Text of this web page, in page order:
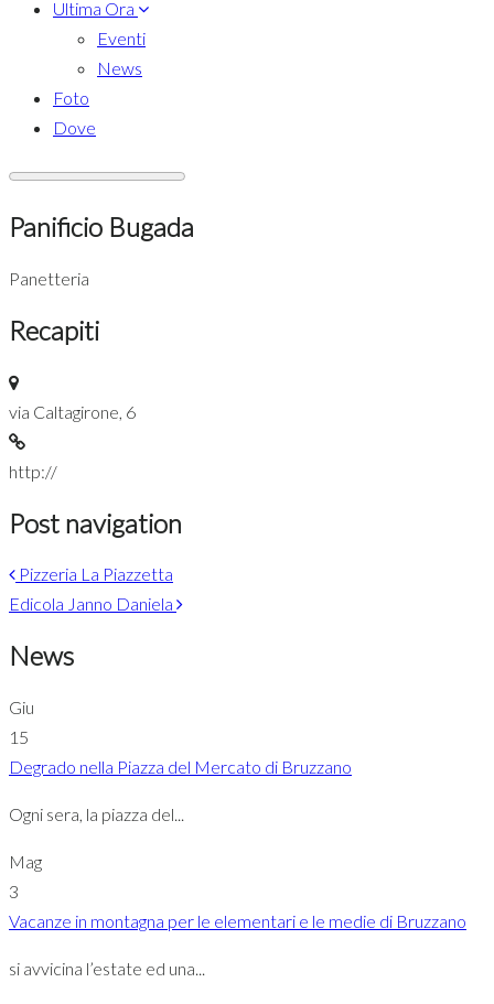
Ultima Ora
Eventi
News
Foto
Dove
Panificio Bugada
Panetteria
Recapiti
via Caltagirone, 6
http://
Post navigation
Pizzeria La Piazzetta
Edicola Janno Daniela
News
Giu
15
Degrado nella Piazza del Mercato di Bruzzano
Ogni sera, la piazza del...
Mag
3
Vacanze in montagna per le elementari e le medie di Bruzzano
si avvicina l’estate ed una...